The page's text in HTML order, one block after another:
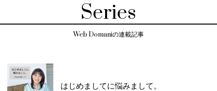
Series
Web Domaniの連載記事
はじめましてに悩みまして。